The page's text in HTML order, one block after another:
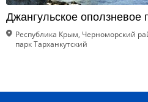
Джангульское оползневое
Республика Крым, Черноморский
парк Тарханкутский